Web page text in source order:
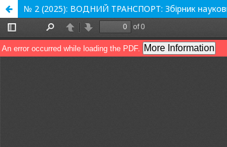
№ 2 (2025): ВОДНИЙ ТРАНСПОРТ: Збірник